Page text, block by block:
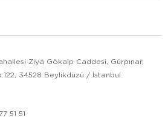
Ziya Gökalp Caddesi, Gürpınar,
34528 Beylikdüzü / İstanbul
51 51